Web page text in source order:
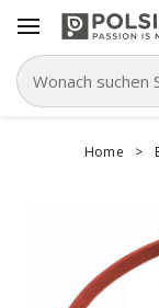
Home >